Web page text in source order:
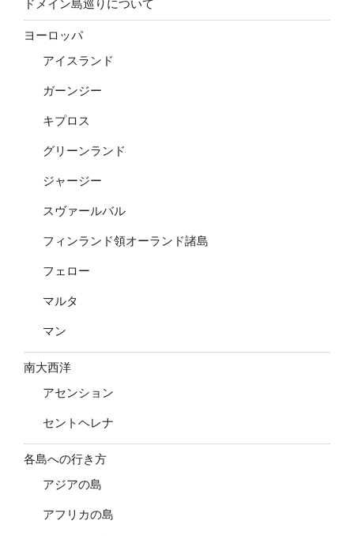
ドメイン島巡りについて
ヨーロッパ
アイスランド
ガーンジー
キプロス
グリーンランド
ジャージー
スヴァールバル
フィンランド領オーランド諸島
フェロー
マルタ
マン
南大西洋
アセンション
セントヘレナ
各島への行き方
アジアの島
アフリカの島